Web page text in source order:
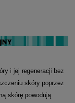
i jej regeneracji bez
skóry poprzez
skórę powodują